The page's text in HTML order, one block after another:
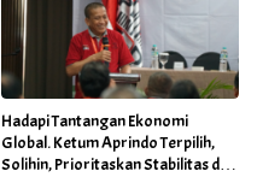
Hadapi Tantangan Ekonomi
Global. Ketum Aprindo Terpilih,
Solihin, Prioritaskan Stabilitas dan